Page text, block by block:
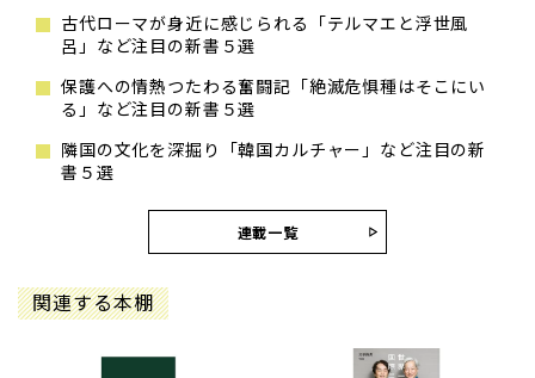
古代ローマが身近に感じられる「テルマエと浮世風
呂」など注目の新書５選
保護への情熱つたわる奮闘記「絶滅危惧種はそこにい
る」など注目の新書５選
隣国の文化を深掘り「韓国カルチャー」など注目の新
書５選
連載一覧
関連する本棚